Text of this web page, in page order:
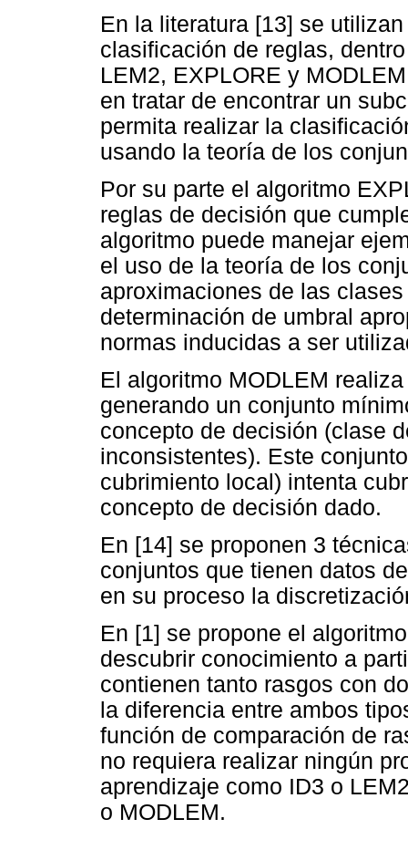
En la literatura [13] se
clasificación de reglas,
LEM2, EXPLORE y
en tratar de encontrar un
permita realizar la
usando la teoría de los
Por su parte el algoritmo
reglas de decisión que
algoritmo puede manejar
el uso de la teoría de los
aproximaciones de las
determinación de umbral
normas inducidas a ser
El algoritmo MODLEM
generando un conjunto
concepto de decisión (clase
inconsistentes). Este
cubrimiento local) intenta
concepto de decisión dado.
En [14] se proponen 3
conjuntos que tienen datos
en su proceso la
En [1] se propone el
descubrir conocimiento a
contienen tanto rasgos con
la diferencia entre ambos
función de comparación de
no requiera realizar ningún
aprendizaje como ID3 o
o MODLEM.